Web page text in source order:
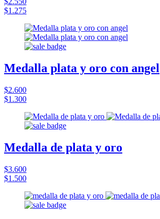
$1.275
Medalla plata y oro con angel
$2.600
$1.300
Medalla de plata y oro
$3.600
$1.500